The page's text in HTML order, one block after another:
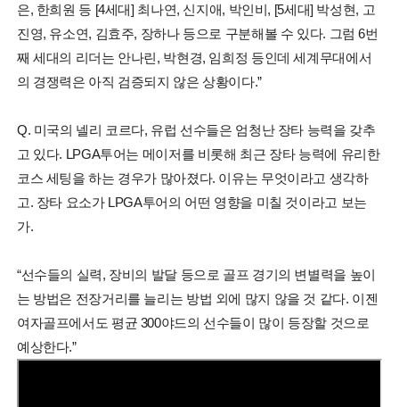
은, 한희원 등 [4세대] 최나연, 신지애, 박인비, [5세대] 박성현, 고
진영, 유소연, 김효주, 장하나 등으로 구분해볼 수 있다. 그럼 6번
째 세대의 리더는 안나린, 박현경, 임희정 등인데 세계무대에서
의 경쟁력은 아직 검증되지 않은 상황이다.”
Q. 미국의 넬리 코르다, 유럽 선수들은 엄청난 장타 능력을 갖추
고 있다. LPGA투어는 메이저를 비롯해 최근 장타 능력에 유리한
코스 세팅을 하는 경우가 많아졌다. 이유는 무엇이라고 생각하
고. 장타 요소가 LPGA투어의 어떤 영향을 미칠 것이라고 보는
가.
“선수들의 실력, 장비의 발달 등으로 골프 경기의 변별력을 높이
는 방법은 전장거리를 늘리는 방법 외에 많지 않을 것 같다. 이젠
여자골프에서도 평균 300야드의 선수들이 많이 등장할 것으로
예상한다.”